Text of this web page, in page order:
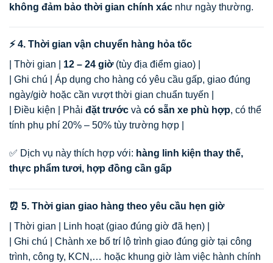
không đảm bảo thời gian chính xác như ngày thường.
⚡ 4. Thời gian vận chuyển hàng hỏa tốc
| Thời gian | 12 – 24 giờ(tùy địa điểm giao) |
| Ghi chú | Áp dụng cho hàng có yêu cầu gấp, giao đúng
ngày/giờ hoặc cần vượt thời gian chuẩn tuyến |
| Điều kiện | Phải đặt trước và có sẵn xe phù hợp, có thể
tính phụ phí 20% – 50% tùy trường hợp |
✅ Dịch vụ này thích hợp với: hàng linh kiện thay thế,
thực phẩm tươi, hợp đồng cần gấp
⏰ 5. Thời gian giao hàng theo yêu cầu hẹn giờ
| Thời gian | Linh hoạt (giao đúng giờ đã hẹn) |
| Ghi chú | Chành xe bố trí lộ trình giao đúng giờ tại công
trình, công ty, KCN,… hoặc khung giờ làm việc hành chính